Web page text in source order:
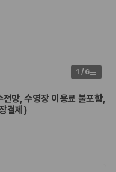
1 / 6
망, 수영장 이용료 불포함,
결제)